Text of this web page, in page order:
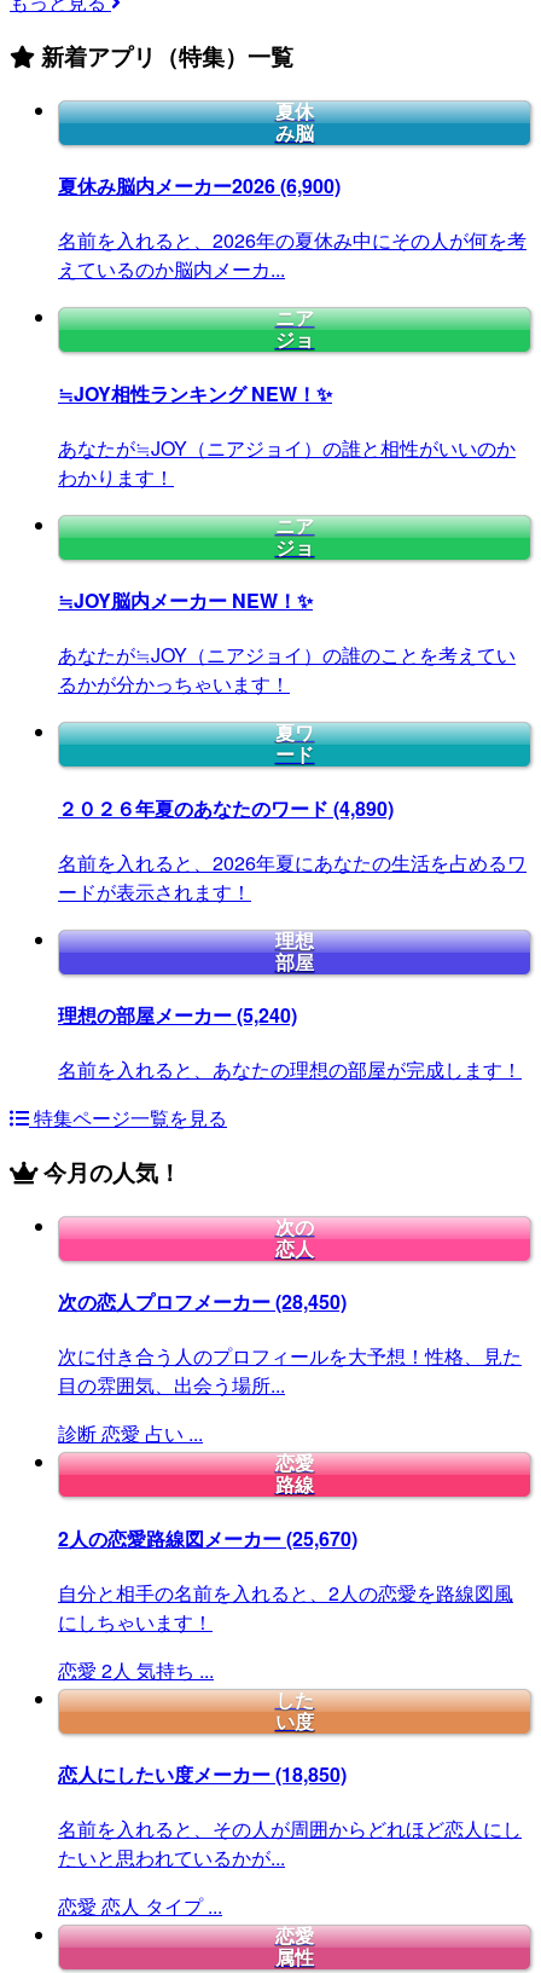
新着アプリ（特集）一覧
夏休
み脳
夏休み脳内メーカー2026(6,900)
名前を入れると、2026年の夏休み中にその人が何を考
えているのか脳内メーカ...
ニア
ジョ
≒JOY相性ランキングNEW！✨
あなたが≒JOY（ニアジョイ）の誰と相性がいいのか
わかります！
ニア
ジョ
≒JOY脳内メーカー NEW！✨
あなたが≒JOY（ニアジョイ）の誰のことを考えてい
るかが分かっちゃいます！
夏ワ
ード
２０２６年夏のあなたのワード (4,890)
名前を入れると、2026年夏にあなたの生活を占めるワ
ードが表示されます！
理想
部屋
理想の部屋メーカー(5,240)
名前を入れると、あなたの理想の部屋が完成します！
特集ページ一覧を見る
今月の人気！
次の
恋人
次の恋人プロフメーカー(28,450)
次に付き合う人のプロフィールを大予想！性格、見た
目の雰囲気、出会う場所...
診断恋愛 占い ...
恋愛
路線
2人の恋愛路線図メーカー(25,670)
自分と相手の名前を入れると、2人の恋愛を路線図風
にしちゃいます！
恋愛 2人 気持ち ...
した
い度
恋人にしたい度メーカー(18,850)
名前を入れると、その人が周囲からどれほど恋人にし
たいと思われているかが...
恋愛 恋人 タイプ ...
恋愛
属性